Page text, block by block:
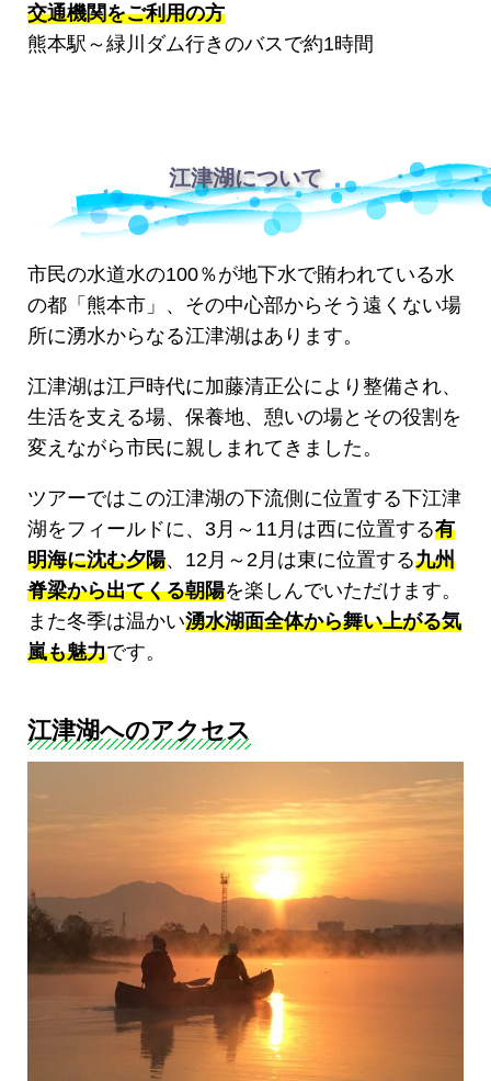
交通機関をご利用の方
熊本駅～緑川ダム行きのバスで約1時間
江津湖について
市民の水道水の100％が地下水で賄われている水
の都「熊本市」、その中心部からそう遠くない場
所に湧水からなる江津湖はあります。
江津湖は江戸時代に加藤清正公により整備され、
生活を支える場、保養地、憩いの場とその役割を
変えながら市民に親しまれてきました。
ツアーではこの江津湖の下流側に位置する下江津
湖をフィールドに、3月～11月は西に位置する有
明海に沈む夕陽、12月～2月は東に位置する九州
脊梁から出てくる朝陽を楽しんでいただけます。
また冬季は温かい湧水湖面全体から舞い上がる気
嵐も魅力です。
江津湖へのアクセス